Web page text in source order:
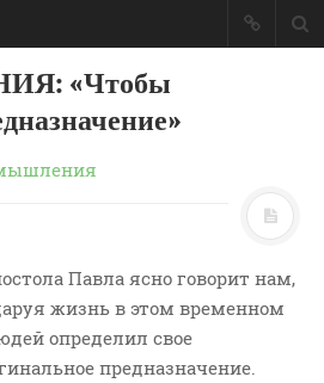
«Чтобы
Павла ясно говорит нам,
жизнь в этом временном
определил свое
предназначение.